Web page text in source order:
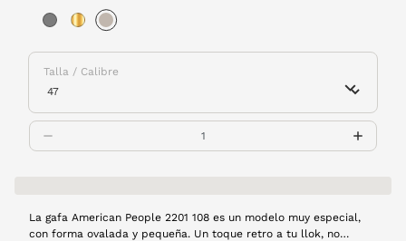
Talla / Calibre
La gafa American People 2201 108 es un modelo muy especial,
con forma ovalada y pequeña. Un toque retro a tu llok, no